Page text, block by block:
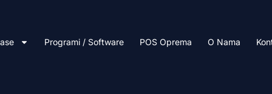
Programi / Software POS Oprema O Nama